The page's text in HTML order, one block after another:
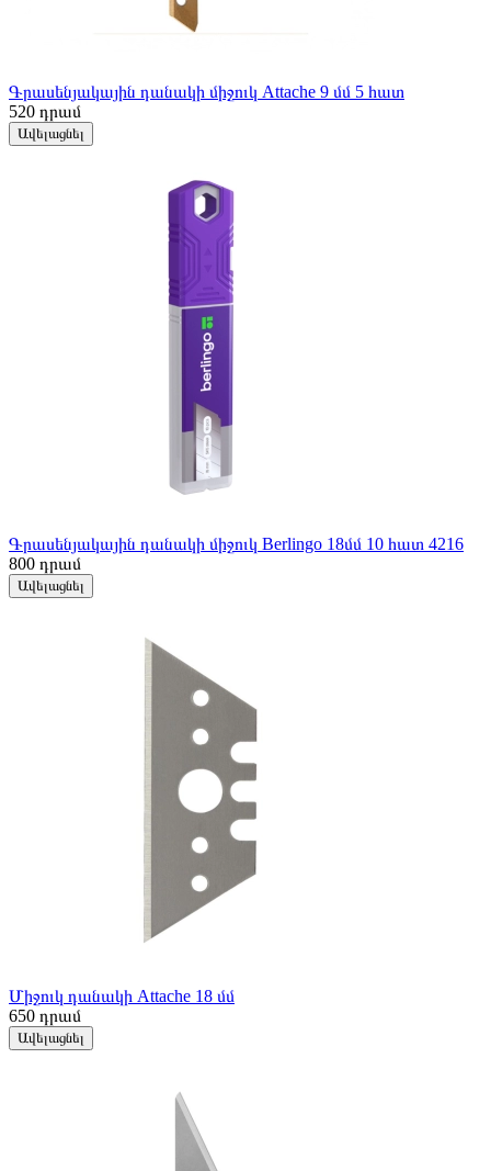
Գրասենյակային դանակի միջուկ Attache 9 մմ 5 հատ
520 դրամ
Ավելացնել
Գրասենյակային դանակի միջուկ Berlingo 18մմ 10 հատ 4216
800 դրամ
Ավելացնել
Միջուկ դանակի Attache 18 մմ
650 դրամ
Ավելացնել